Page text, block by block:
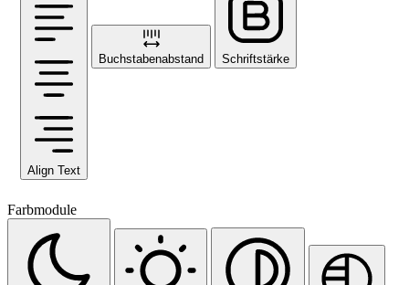
Align Text
Buchstabenabstand Schriftstärke
Farbmodule